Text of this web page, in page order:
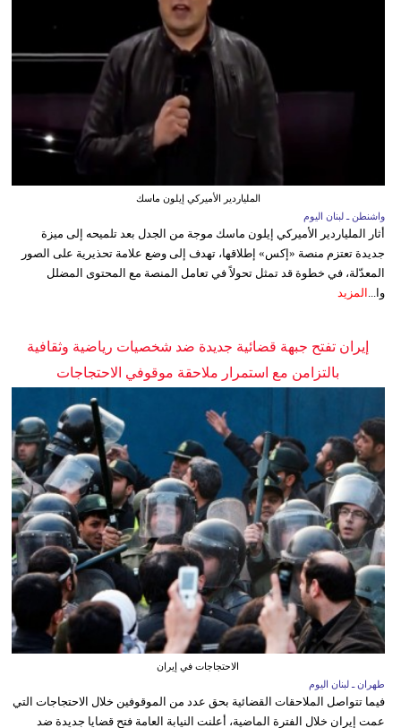
الملياردير الأميركي إيلون ماسك
واشنطن ـ لبنان اليوم
أثار الملياردير الأميركي إيلون ماسك موجة من الجدل بعد تلميحه إلى ميزة
جديدة تعتزم منصة «إكس» إطلاقها، تهدف إلى وضع علامة تحذيرية على الصور
المعدّلة، في خطوة قد تمثل تحولاً في تعامل المنصة مع المحتوى المضلل
وا... المزيد
إيران تفتح جبهة قضائية جديدة ضد شخصيات رياضية وثقافية
بالتزامن مع استمرار ملاحقة موقوفي الاحتجاجات
الاحتجاجات في إيران
طهران ـ لبنان اليوم
فيما تتواصل الملاحقات القضائية بحق عدد من الموقوفين خلال الاحتجاجات التي
عمت إيران خلال الفترة الماضية، أعلنت النيابة العامة فتح قضايا جديدة ضد